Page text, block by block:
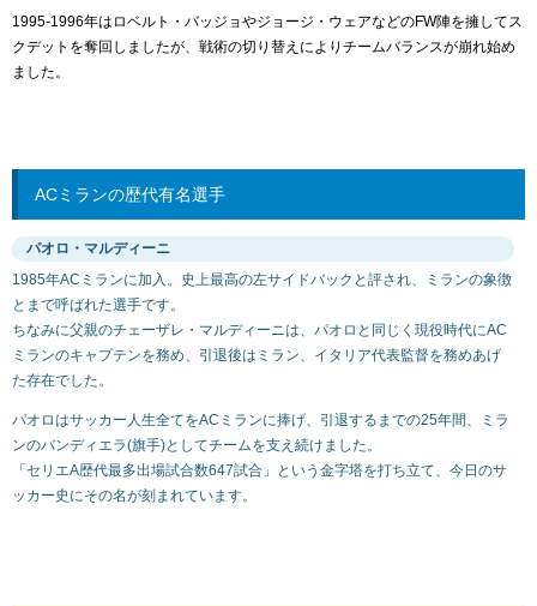
1995-1996年はロベルト・バッジョやジョージ・ウェアなどのFW陣を擁してス
クデットを奪回しましたが、戦術の切り替えによりチームバランスが崩れ始め
ました。
ACミランの歴代有名選手
パオロ・マルディーニ
1985年ACミランに加入。史上最高の左サイドバックと評され、ミランの象徴
とまで呼ばれた選手です。
ちなみに父親のチェーザレ・マルディーニは、パオロと同じく現役時代にAC
ミランのキャプテンを務め、引退後はミラン、イタリア代表監督を務めあげ
た存在でした。
パオロはサッカー人生全てをACミランに捧げ、引退するまでの25年間、ミラ
ンのバンディエラ(旗手)としてチームを支え続けました。
「セリエA歴代最多出場試合数647試合」という金字塔を打ち立て、今日のサ
ッカー史にその名が刻まれています。